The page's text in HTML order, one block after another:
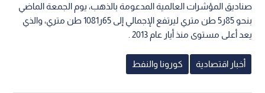
صناديق المؤشرات العالمية المدعومة بالذهب، يوم الجمعة الماضي
بنحو 85ر5 طن متري ليرتفع الإجمالي إلى 65ر1081 طن متري، والذي
يعد أعلى مستوى منذ أيار عام 2013 .
أخبار اقتصادية كورونا والنفط